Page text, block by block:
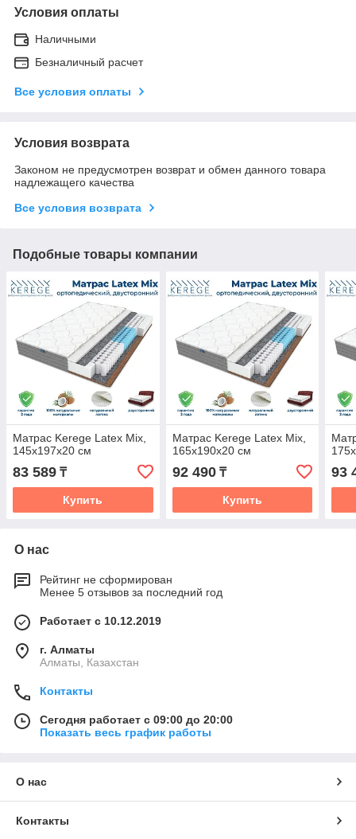
Условия оплаты
Наличными
Безналичный расчет
Все условия оплаты
Условия возврата
Законом не предусмотрен возврат и обмен данного товара
надлежащего качества
Все условия возврата
Подобные товары компании
Матрас Kerege Latex Mix,
145x197x20 см
83 589 ₸
Купить
Матрас Kerege Latex Mix,
165x190x20 см
92 490₸
Купить
93
О нас
Рейтинг не сформирован
Менее 5 отзывов за последний год
Работает с 10.12.2019
г. Алматы
Алматы, Казахстан
Контакты
Сегодня работает с 09:00 до 20:00
Показать весь график работы
О нас
Контакты